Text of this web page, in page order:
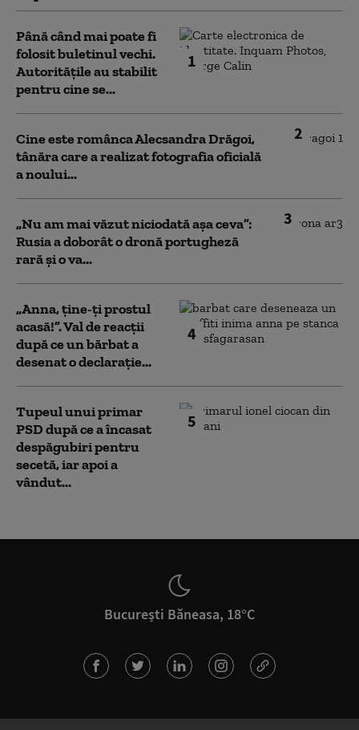
1
Până când mai poate fi
folosit buletinul vechi.
Autoritățile au stabilit
pentru cine se...
2
Cine este românca Alecsandra Drăgoi,
tânăra care a realizat fotografia oficială
a noului...
3
„Nu am mai văzut niciodată așa ceva”:
Rusia a doborât o dronă portugheză
rară și o va...
4
„Anna, ţine-ţi prostul
acasă!”. Val de reacții
după ce un bărbat a
desenat o declarație...
5
Tupeul unui primar
PSD după ce a încasat
despăgubiri pentru
secetă, iar apoi a
vândut...
București Băneasa, 18°C